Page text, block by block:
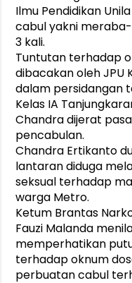
Ilmu Pendidikan
cabul yakni
3 kali.
Tuntutan terhadap
dibacakan oleh JPU
dalam persidangan
Kelas IA
Chandra dijerat
pencabulan.
Chandra Ertikanto
lantaran diduga
seksual terhadap
warga Metro.
Ketum Brantas
Fauzi Malanda
memperhatikan
terhadap oknum
perbuatan cabul